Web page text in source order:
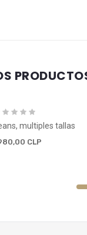
multiples tallas
CLP